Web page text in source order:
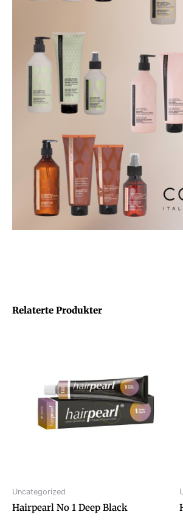
Relaterte Produkter
Uncategorized
Hairpearl No 1 Deep Black